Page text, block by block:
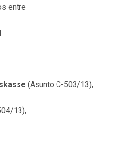
entre
(Asunto C-503/13),
13),